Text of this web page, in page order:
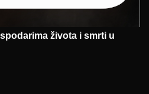
života i smrti u